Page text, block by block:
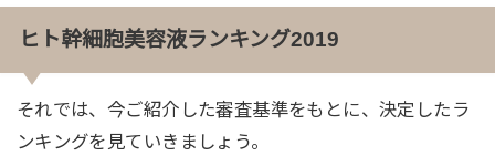
ヒト幹細胞美容液ランキング2019
それでは、今ご紹介した審査基準をもとに、決定したラ
ンキングを見ていきましょう。